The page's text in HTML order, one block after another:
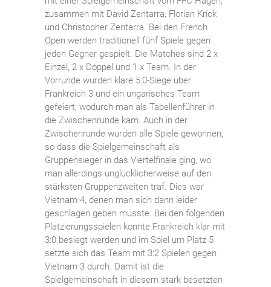
zusammen mit David Zentarra, Florian Krick
und Christopher Zentarra. Bei den French
Open werden traditionell fünf Spiele gegen
jeden Gegner gespielt. Die Matches sind 2 x
Einzel, 2 x Doppel und 1 x Team. In der
Vorrunde wurden klare 5:0-Siege über
Frankreich 3 und ein ungarisches Team
gefeiert, wodurch man als Tabellenführer in
die Zwischenrunde kam. Auch in der
Zwischenrunde wurden alle Spiele gewonnen,
so dass die Spielgemeinschaft als
Gruppensieger in das Viertelfinale ging, wo
man allerdings unglücklicherweise auf den
stärksten Gruppenzweiten traf. Dies war
Vietnam 4, denen man sich dann leider
geschlagen geben musste. Bei den folgenden
Platzierungsspielen konnte Frankreich klar mit
3:0 besiegt werden und im Spiel um Platz 5
setzte sich das Team mit 3:2 Spielen gegen
Vietnam 3 durch. Damit ist die
Spielgemeinschaft in diesem stark besetzten